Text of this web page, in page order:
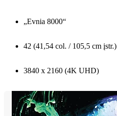
„Evnia 8000“
42 (41,54 col. / 105,5 cm įstr.)
3840 x 2160 (4K UHD)